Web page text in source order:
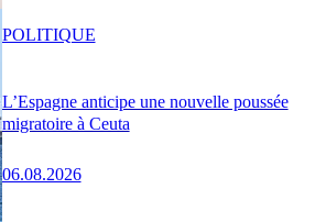
L’Espagne anticipe une nouvelle poussée
migratoire à Ceuta
06.08.2026
POLITIQUE